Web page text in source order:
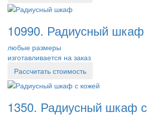
10990. Радиусный шкаф
любые размеры
изготавливается на заказ
Рассчитать стоимость
1350. Радиусный шкаф